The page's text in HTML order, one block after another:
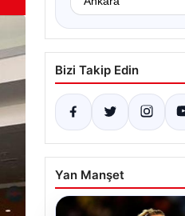
Bizi Takip Edin
Yan Manşet